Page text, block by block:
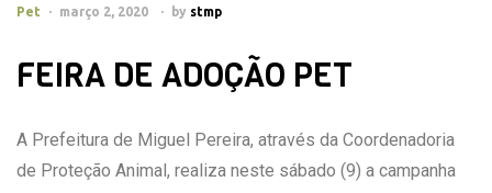
Pet março 2, 2020 by stmp
FEIRA DE ADOÇÃO PET
A Prefeitura de Miguel Pereira, através da Coordenadoria
de Proteção Animal, realiza neste sábado (9) a campanha